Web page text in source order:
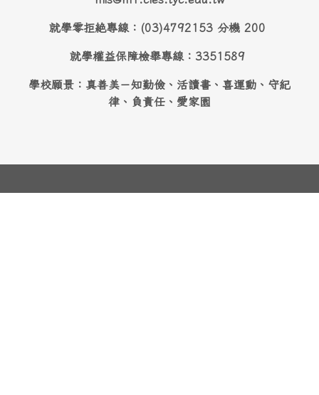
就學零拒絶專線：(03)4792153 分機 200
就學權益保障檢舉專線：3351589
學校願景：真善美－知勤儉、活讀書、喜運動、守紀
律、負責任、愛家園